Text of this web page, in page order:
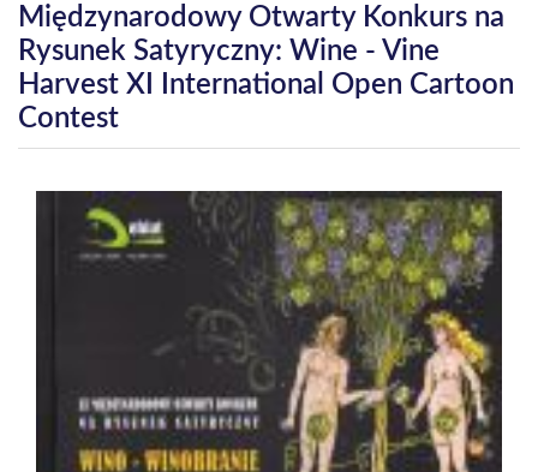
Międzynarodowy Otwarty Konkurs na
Rysunek Satyryczny: Wine - Vine
Harvest XI International Open Cartoon
Contest